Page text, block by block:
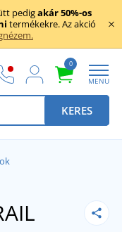
pedigakár 50%-os
termékekre. Az akció
0
MENU
KERES